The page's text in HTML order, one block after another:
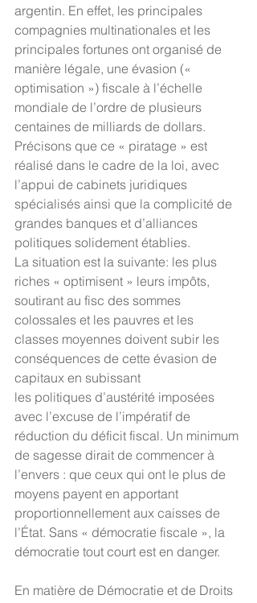
argentin. En effet, les principales
compagnies multinationales et les
principales fortunes ont organisé de
manière légale, une évasion («
optimisation ») fiscale à l’échelle
mondiale de l’ordre de plusieurs
centaines de milliards de dollars.
Précisons que ce « piratage » est
réalisé dans le cadre de la loi, avec
l’appui de cabinets juridiques
spécialisés ainsi que la complicité de
grandes banques et d’alliances
politiques solidement établies.
La situation est la suivante: les plus
riches « optimisent » leurs impôts,
soutirant au fisc des sommes
colossales et les pauvres et les
classes moyennes doivent subir les
conséquences de cette évasion de
capitaux en subissant
les politiques d’austérité imposées
avec l’excuse de l’impératif de
réduction du déficit fiscal. Un minimum
de sagesse dirait de commencer à
l’envers : que ceux qui ont le plus de
moyens payent en apportant
proportionnellement aux caisses de
l’État. Sans « démocratie fiscale », la
démocratie tout court est en danger.
En matière de Démocratie et de Droits